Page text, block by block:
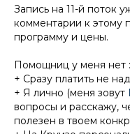
Запись на 11-й поток
комментарии к этому
программу и цены.
Помощниц у меня нет
+ Сразу платить не
+ Я лично (меня зовут
вопросы и расскажу,
полезен в твоем